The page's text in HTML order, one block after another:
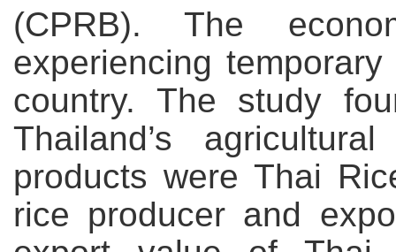
(CPRB). The
experiencing
country. The study
Thailand’s
products were Thai
rice producer and